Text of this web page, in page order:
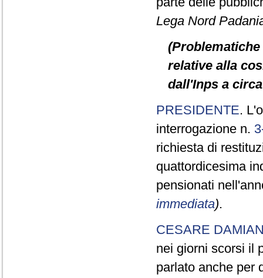
Lega Nord
relative alla
dall'Inps a
PRESIDENTE.
interrogazione n.
richiesta di
quattordicesima
pensionati
immediata).
CESARE
nei giorni scorsi il
parlato anche per